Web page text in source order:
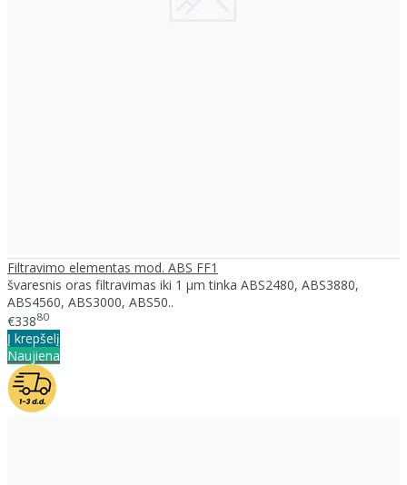
Filtravimo elementas mod. ABS FF1
švaresnis oras filtravimas iki 1 μm tinka ABS2480, ABS3880,
ABS4560, ABS3000, ABS50..
€33880
Į krepšelį
Naujiena